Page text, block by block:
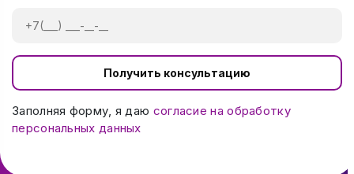
Получить консультацию
Заполняя форму, я даю согласие на обработку
персональных данных